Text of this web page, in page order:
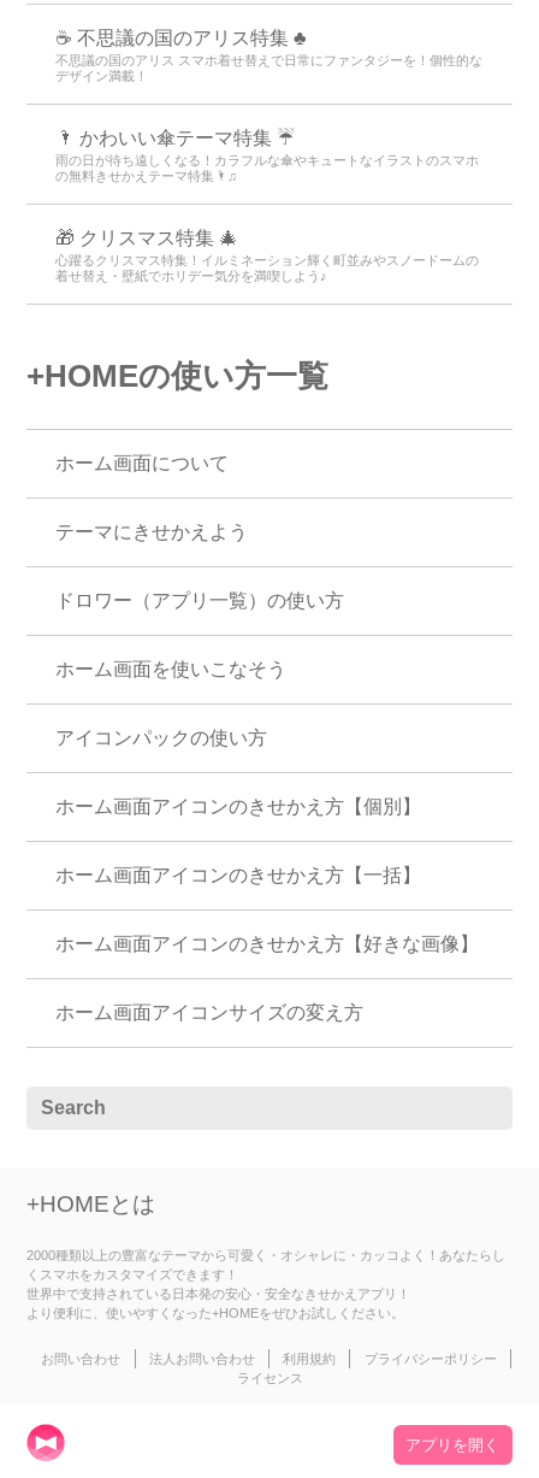
☕ 不思議の国のアリス特集 ♣
不思議の国のアリス スマホ着せ替えで日常にファンタジーを！個性的な
デザイン満載！
🌂 かわいい傘テーマ特集 ☔
雨の日が待ち遠しくなる！カラフルな傘やキュートなイラストのスマホ
の無料きせかえテーマ特集🌂♫
🎁 クリスマス特集 🎄
心躍るクリスマス特集！イルミネーション輝く町並みやスノードームの
着せ替え・壁紙でホリデー気分を満喫しよう♪
+HOMEの使い方一覧
ホーム画面について
テーマにきせかえよう
ドロワー（アプリ一覧）の使い方
ホーム画面を使いこなそう
アイコンパックの使い方
ホーム画面アイコンのきせかえ方【個別】
ホーム画面アイコンのきせかえ方【一括】
ホーム画面アイコンのきせかえ方【好きな画像】
ホーム画面アイコンサイズの変え方
+HOMEとは
2000種類以上の豊富なテーマから可愛く・オシャレに・カッコよく！あなたらし
くスマホをカスタマイズできます！
世界中で支持されている日本発の安心・安全なきせかえアプリ！
より便利に、使いやすくなった+HOMEをぜひお試しください。
お問い合わせ 法人お問い合わせ 利用規約
プライバシーポリシー
ライセンス
アプリを開く